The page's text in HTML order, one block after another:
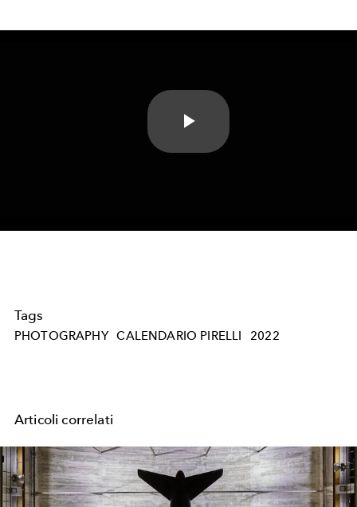
Play
Tags
PHOTOGRAPHY CALENDARIO PIRELLI 2022
Articoli correlati